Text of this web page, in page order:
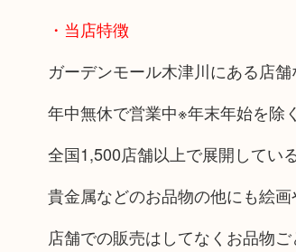
・当店特徴
ガーデンモール木津川にある店
年中無休で営業中※年末年始を除く
全国1,500店舗以上で展開してい
貴金属などのお品物の他にも絵
店舗での販売はしてなくお品物